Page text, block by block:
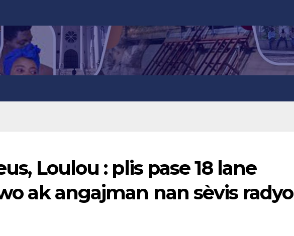
Loulou : plis pase 18 lane
ak angajman nan sèvis radyo